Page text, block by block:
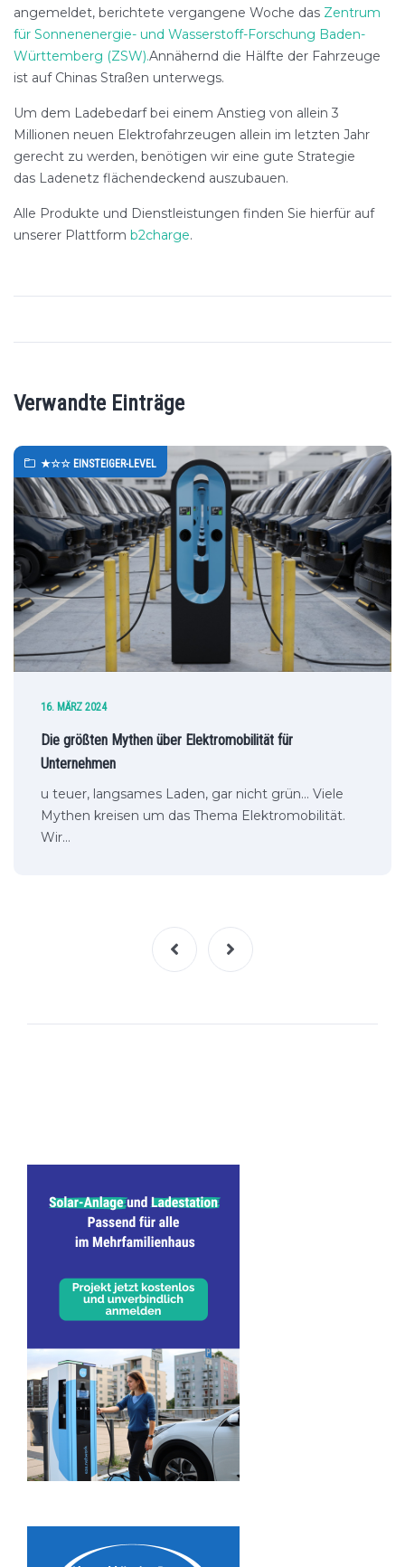
angemeldet, berichtete vergangene Woche das Zentrum
für Sonnenenergie- und Wasserstoff-Forschung Baden-
Württemberg (ZSW).Annähernd die Hälfte der Fahrzeuge
ist auf Chinas Straßen unterwegs.
Um dem Ladebedarf bei einem Anstieg von allein 3
Millionen neuen Elektrofahrzeugen allein im letzten Jahr
gerecht zu werden, benötigen wir eine gute Strategie
das Ladenetz flächendeckend auszubauen.
Alle Produkte und Dienstleistungen finden Sie hierfür auf
unserer Plattform b2charge.
Verwandte Einträge
★☆☆ EINSTEIGER-LEVEL
16. MÄRZ 2024
Die größten Mythen über Elektromobilität für
Unternehmen
u teuer, langsames Laden, gar nicht grün... Viele
Mythen kreisen um das Thema Elektromobilität.
Wir…